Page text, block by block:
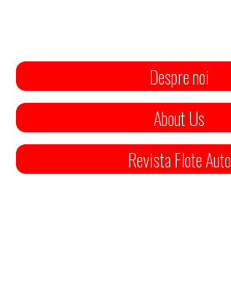
Despre noi
About Us
Revista Flote Auto